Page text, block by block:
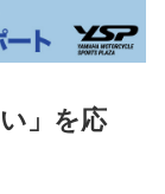
」を応